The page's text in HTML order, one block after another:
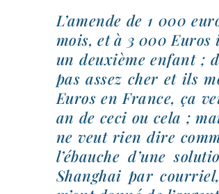
L’amende de 1 000
mois, et à 3 000
un deuxième enfant ;
pas assez cher et ils
Euros en France, ça
an de ceci ou cela ;
ne veut rien dire
l’ébauche d’une
Shanghai par